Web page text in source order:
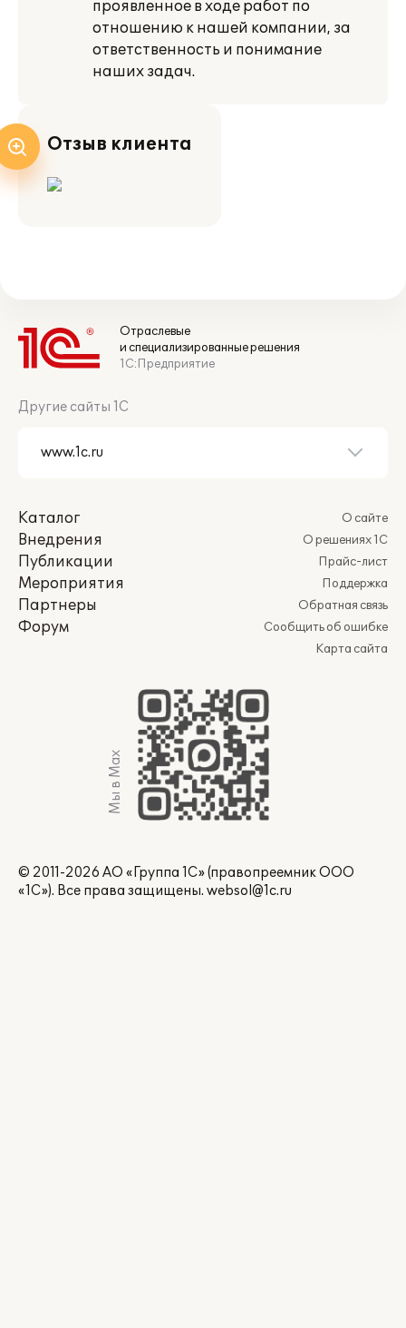
проявленное в ходе работ по
отношению к нашей компании, за
ответственность и понимание
наших задач.
Отзыв клиента
Отраслевые
и специализированные решения
1С:Предприятие
Другие сайты 1С
Каталог
Внедрения
Публикации
Мероприятия
Партнеры
Форум
О сайте
О решениях 1С
Прайс-лист
Поддержка
Обратная связь
Сообщить об ошибке
Карта сайта
Мы в Max
© 2011-2026 АО «Группа 1С» (правопреемник ООО
«1С»). Все права защищены. websol@1c.ru